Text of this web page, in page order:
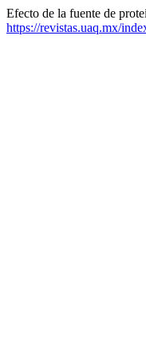
Efecto de la fuente de
https://revistas.uaq.mx/